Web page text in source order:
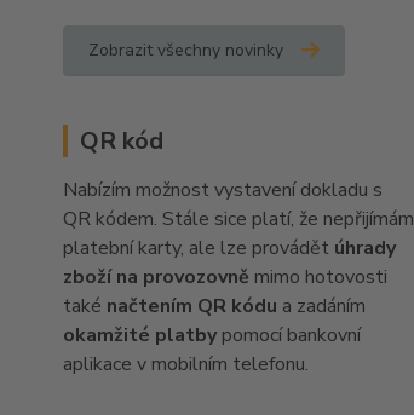
Zobrazit všechny novinky
QR kód
Nabízím možnost vystavení dokladu s
QR kódem. Stále sice platí, že nepřijímám
platební karty, ale lze provádět úhrady
zboží na provozovně mimo hotovosti
také načtením QR kódu a zadáním
okamžité platby pomocí bankovní
aplikace v mobilním telefonu.